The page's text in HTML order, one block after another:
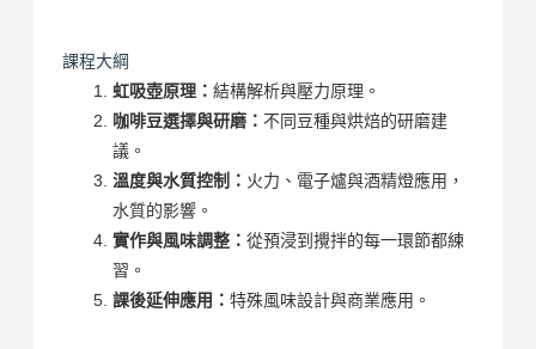
課程大綱
虹吸壺原理： 結構解析與壓力原理。
咖啡豆選擇與研磨： 不同豆種與烘焙的研磨建
議。
溫度與水質控制： 火力、電子爐與酒精燈應用，
水質的影響。
實作與風味調整： 從預浸到攪拌的每一環節都練
習。
課後延伸應用： 特殊風味設計與商業應用。